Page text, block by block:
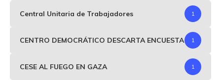
Central Unitaria de Trabajadores 1
CENTRO DEMOCRÁTICO DESCARTA ENCUESTA 1
CESE AL FUEGO EN GAZA 1